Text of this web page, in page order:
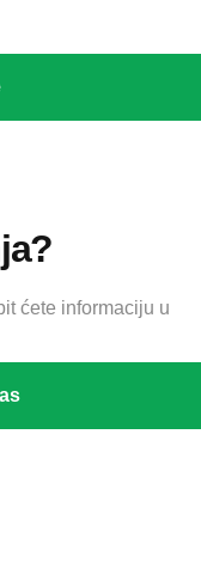
ćete informaciju u